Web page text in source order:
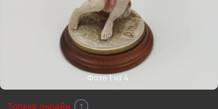
Фото1 из 4
Только онлайн